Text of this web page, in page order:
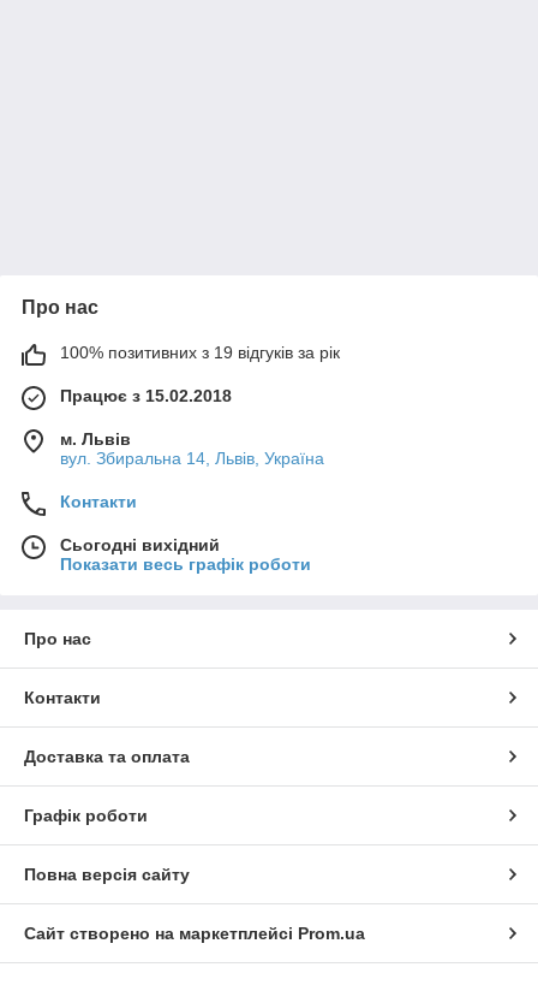
Про нас
100% позитивних з 19 відгуків за рік
Працює з 15.02.2018
м. Львів
вул. Збиральна 14, Львів, Україна
Контакти
Сьогодні вихідний
Показати весь графік роботи
Про нас
Контакти
Доставка та оплата
Графік роботи
Повна версія сайту
Сайт створено на маркетплейсі Prom.ua